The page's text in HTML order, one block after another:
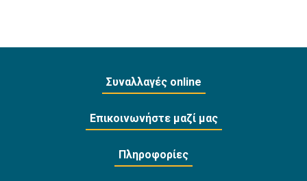
Συναλλαγές online
Επικοινωνήστε μαζί μας
Πληροφορίες